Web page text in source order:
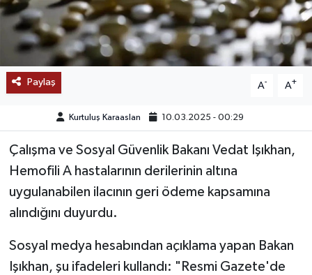
Paylaş A- A+
Kurtuluş Karaaslan 10.03.2025 - 00:29
Çalışma ve Sosyal Güvenlik Bakanı Vedat Işıkhan,
Hemofili A hastalarının derilerinin altına
uygulanabilen ilacının geri ödeme kapsamına
alındığını duyurdu.
Sosyal medya hesabından açıklama yapan Bakan
Işıkhan, şu ifadeleri kullandı: "Resmi Gazete'de
BÖLGE
KEŞFET
TREND
MEDYA
OTOMOTİV